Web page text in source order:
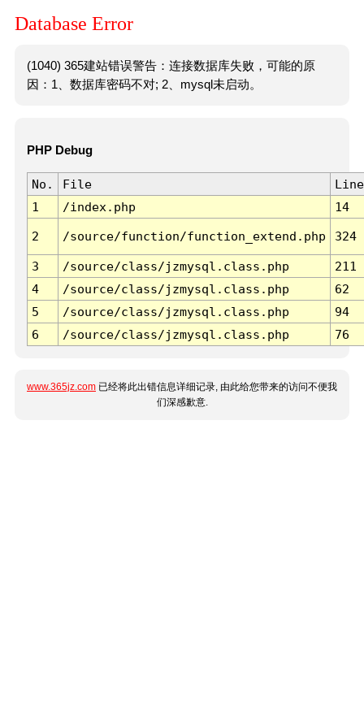
Database Error
(1040) 365建站错误警告：连接数据库失败，可能的原
因：1、数据库密码不对; 2、mysql未启动。
PHP Debug
No. File
Line
1
/index.php 14
2 /source/function/function_extend.php 324
3 /source/class/jzmysql.class.php
211
4
/source/class/jzmysql.class.php
62
5
/source/class/jzmysql.class.php
94
6
/source/class/jzmysql.class.php 76
www.365jz.com 已经将此出错信息详细记录, 由此给您带来的访问不便我
们深感歉意.